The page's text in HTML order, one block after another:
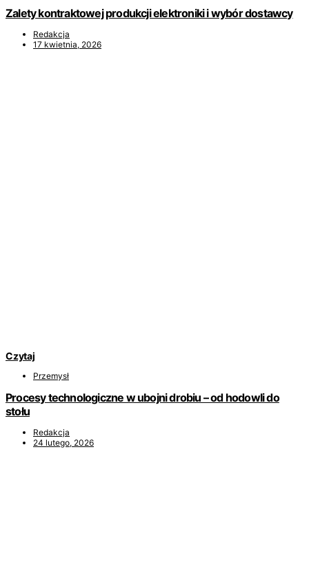
Zalety kontraktowej produkcji elektroniki i wybór dostawcy
Redakcja
17 kwietnia, 2026
Czytaj
Przemysł
Procesy technologiczne w ubojni drobiu – od hodowli do
stołu
Redakcja
24 lutego, 2026